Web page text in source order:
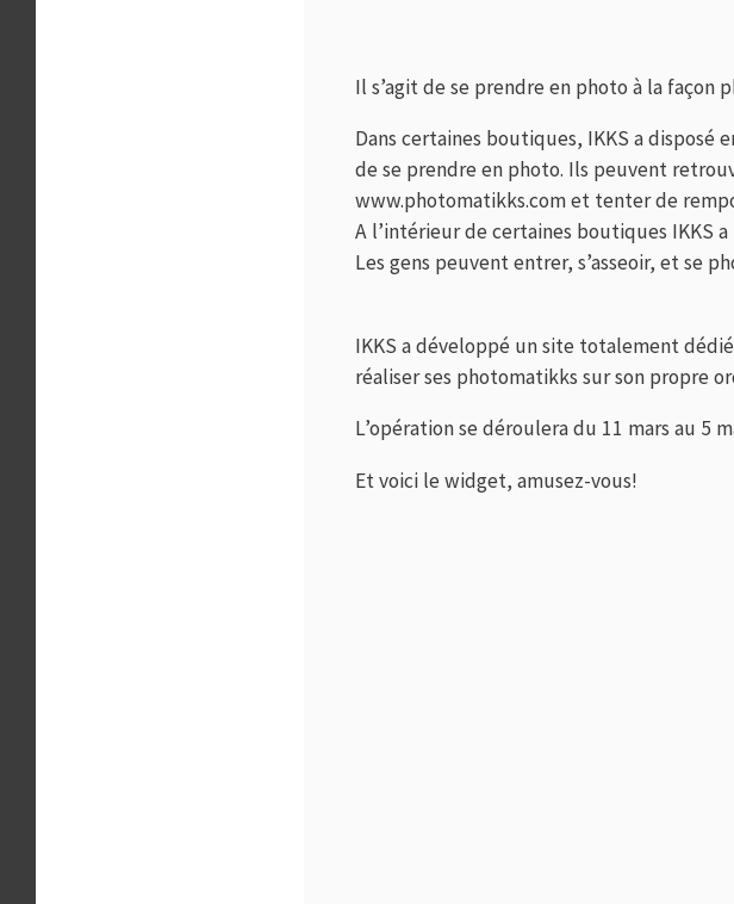
Il s’agit de se prendre en photo à la façon
Dans certaines boutiques, IKKS a disposé
de se prendre en photo. Ils peuvent
www.photomatikks.comet tenter de
A l’intérieur de certaines boutiques IKKS
Les gens peuvent entrer, s’asseoir, et se
IKKS a développé un site totalement
réaliser ses photomatikks sur son propre
L’opération se déroulera du 11 mars au 5
Et voici le widget, amusez-vous!